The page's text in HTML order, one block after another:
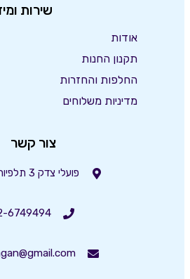
שירות
אודות
תקנון החנות
החלפות והחזרות
מדיניות משלוחים
צור קשר
פועלי צדק 3 תלפיות ירושלים
6749494